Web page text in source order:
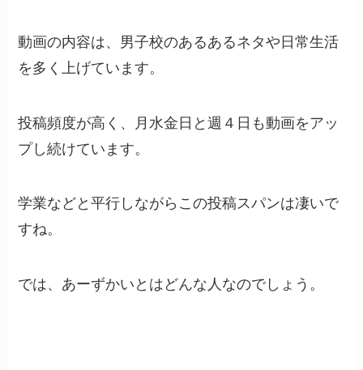
動画の内容は、男子校のあるあるネタや日常生活
を多く上げています。
投稿頻度が高く、月水金日と週４日も動画をアッ
プし続けています。
学業などと平行しながらこの投稿スパンは凄いで
すね。
では、あーずかいとはどんな人なのでしょう。